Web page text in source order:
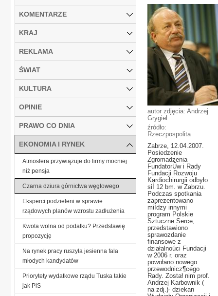
autor zdjęcia: Andrzej
Grygiel
źródło:
Rzeczpospolita
Zabrze, 12.04.2007.
Posiedzenie
Zgromadzenia
FundatorŰw i Rady
Fundacji Rozwoju
Kardiochirurgii odbyło
siÍ 12 bm. w Zabrzu.
Podczas spotkania
zaprezentowano
miÍdzy innymi
program Polskie
Sztuczne Serce,
przedstawiono
sprawozdanie
finansowe z
działalnoúci Fundacji
w 2006 r. oraz
powołano nowego
przewodnicz¶cego
Rady. Został nim prof.
Andrzej Karbownik (
na zdj.)- dziekan
KOMENTARZE
KRAJ
REKLAMA
ŚWIAT
KULTURA
OPINIE
PRAWO CO DNIA
EKONOMIA I RYNEK
Atmosfera przywiązuje do firmy mocniej
niż pensja
Czarna dziura górnictwa węglowego
Eksperci podzieleni w sprawie
rządowych planów wzrostu zadłużenia
Kwota wolna od podatku? Przedstawię
propozycję
Na rynek pracy ruszyła jesienna fala
młodych kandydatów
Priorytety wydatkowe rządu Tuska takie
jak PiS